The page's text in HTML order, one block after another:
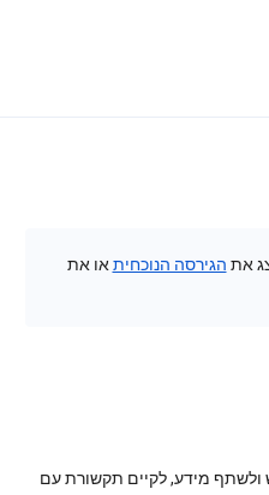
את הגירסה הנוכחית או את
מידע, לקיים תקשורת עם